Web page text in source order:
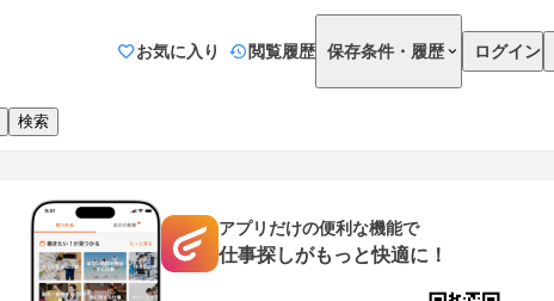
お気に入り 閲覧履歴 保存条件・履歴 ログイン
検索
アプリだけの便利な機能で
仕事探しがもっと快適に！